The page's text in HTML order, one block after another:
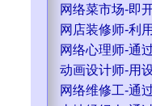
网络菜市场-即
网店装修师-利
网络心理师-通
动画设计师-用
网络维修工-通